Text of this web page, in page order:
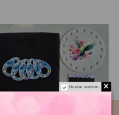
Ne plus montrer.